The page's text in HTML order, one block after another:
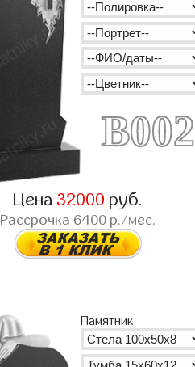
B002
Цена 32000 руб.
Рассрочка 6400 р./мес.
Памятник